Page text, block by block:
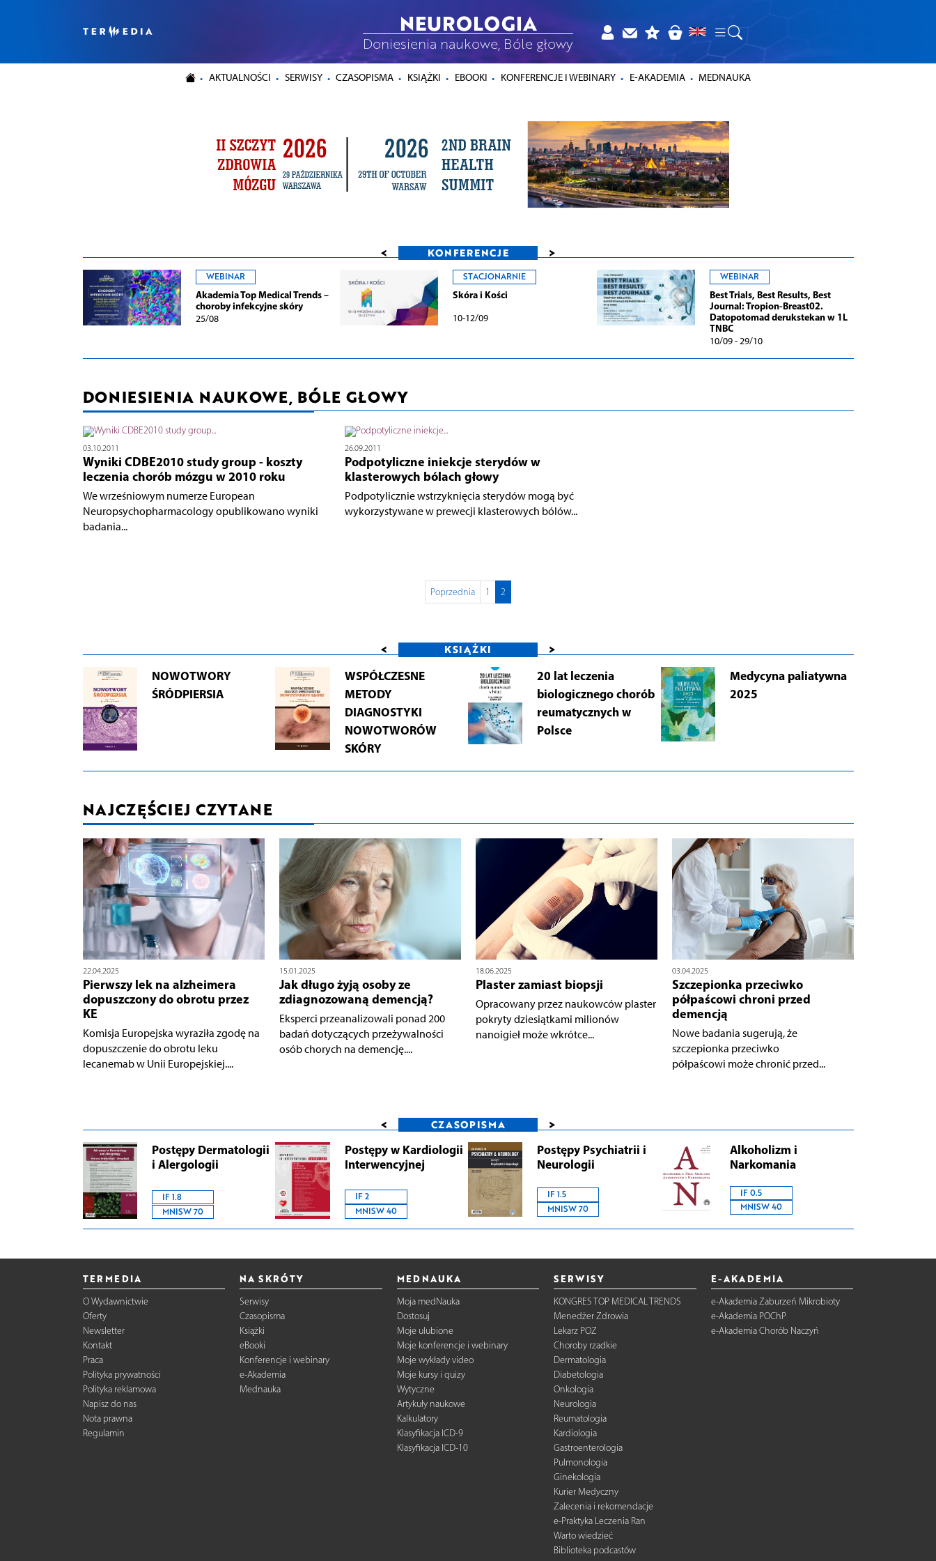
NEUROLOGIA
Doniesienia naukowe, Bóle głowy
AKTUALNOŚCI SERWISY CZASOPISMA KSIĄŻKI EBOOKI KONFERENCJE I WEBINARY E-AKADEMIA MEDNAUKA
< KONFERENCJE >
WEBINAR
Akademia Top Medical Trends –
choroby infekcyjne skóry
25/08
STACJONARNIE
Skóra i Kości
10-12/09
WEBINAR
Best Trials, Best Results, Best
Journal: Tropion-Breast02.
Datopotomad derukstekan w 1L
TNBC
10/09 - 29/10
DONIESIENIA NAUKOWE, BÓLE GŁOWY
03.10.2011
Wyniki CDBE2010 study group - koszty
leczenia chorób mózgu w 2010 roku
We wrześniowym numerze European
Neuropsychopharmacology opublikowano wyniki
badania...
26.09.2011
Podpotyliczne iniekcje sterydów w
klasterowych bólach głowy
Podpotylicznie wstrzyknięcia sterydów mogą być
wykorzystywane w prewecji klasterowych bólów...
Poprzednia 1 2
< KSIĄŻKI >
NOWOTWORY
ŚRÓDPIERSIA
WSPÓŁCZESNE
METODY
DIAGNOSTYKI
NOWOTWORÓW
SKÓRY
20 lat leczenia
biologicznego chorób
reumatycznych w
Polsce
Medycyna paliatywna
2025
NAJCZĘŚCIEJ CZYTANE
22.04.2025
Pierwszy lek na alzheimera
dopuszczony do obrotu przez
KE
Komisja Europejska wyraziła zgodę na
dopuszczenie do obrotu leku
lecanemab w Unii Europejskiej....
15.01.2025
Jak długo żyją osoby ze
zdiagnozowaną demencją?
Eksperci przeanalizowali ponad 200
badań dotyczących przeżywalności
osób chorych na demencję....
18.06.2025
Plaster zamiast biopsji
Opracowany przez naukowców plaster
pokryty dziesiątkami milionów
nanoigieł może wkrótce...
03.04.2025
Szczepionka przeciwko
półpaścowi chroni przed
demencją
Nowe badania sugerują, że
szczepionka przeciwko
półpaścowi może chronić przed...
< CZASOPISMA >
Postępy Dermatologii
i Alergologii
IF 1.8
MNISW 70
Postępy w Kardiologii
Interwencyjnej
IF 2
MNISW 40
Postępy Psychiatrii i
Neurologii
IF 1.5
MNISW 70
Alkoholizm i
Narkomania
IF 0.5
MNISW 40
TERMEDIA
O Wydawnictwie
Oferty
Newsletter
Kontakt
Praca
Polityka prywatności
Polityka reklamowa
Napisz do nas
Nota prawna
Regulamin
NA SKRÓTY
Serwisy
Czasopisma
Książki
eBooki
Konferencje i webinary
e-Akademia
Mednauka
MEDNAUKA
Moja medNauka
Dostosuj
Moje ulubione
Moje konferencje i webinary
Moje wykłady video
Moje kursy i quizy
Wytyczne
Artykuły naukowe
Kalkulatory
Klasyfikacja ICD-9
Klasyfikacja ICD-10
SERWISY
KONGRES TOP MEDICAL TRENDS
Menedżer Zdrowia
Lekarz POZ
Choroby rzadkie
Dermatologia
Diabetologia
Onkologia
Neurologia
Reumatologia
Kardiologia
Gastroenterologia
Pulmonologia
Ginekologia
Kurier Medyczny
Zalecenia i rekomendacje
e-Praktyka Leczenia Ran
Warto wiedzieć
Biblioteka podcastów
E-AKADEMIA
e-Akademia Zaburzeń Mikrobioty
e-Akademia POChP
e-Akademia Chorób Naczyń